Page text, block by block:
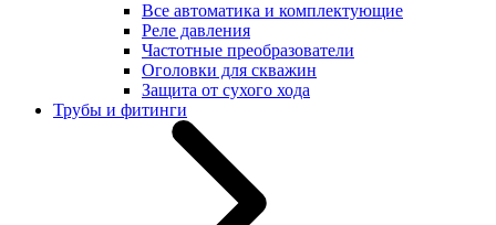
Все автоматика и комплектующие
Реле давления
Частотные преобразователи
Оголовки для скважин
Защита от сухого хода
Трубы и фитинги